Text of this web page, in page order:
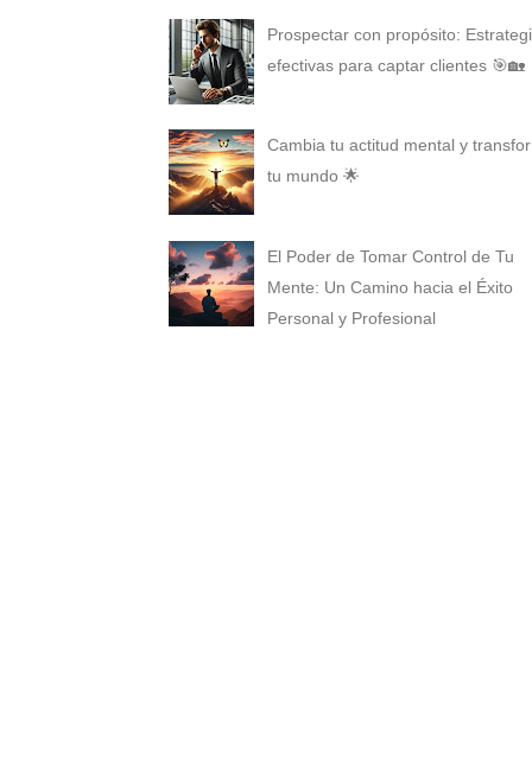
Prospectar con propósito:
efectivas para captar clientes 🎯🏡
Cambia tu actitud mental y
tu mundo 🌟
El Poder de Tomar Control de Tu
Mente: Un Camino hacia el Éxito
Personal y Profesional